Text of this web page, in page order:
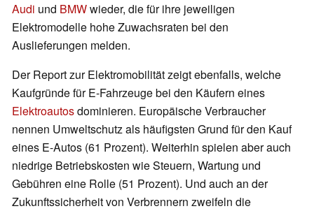
Audi und BMWwieder, die für ihre jeweiligen
Elektromodelle hohe Zuwachsraten bei den
Auslieferungen melden.
Der Report zur Elektromobilität zeigt ebenfalls, welche
Kaufgründe für E-Fahrzeuge bei den Käufern eines
Elektroautosdominieren. Europäische Verbraucher
nennen Umweltschutz als häufigsten Grund für den Kauf
eines E-Autos (61 Prozent). Weiterhin spielen aber auch
niedrige Betriebskosten wie Steuern, Wartung und
Gebühren eine Rolle (51 Prozent). Und auch an der
Zukunftssicherheit von Verbrennern zweifeln die